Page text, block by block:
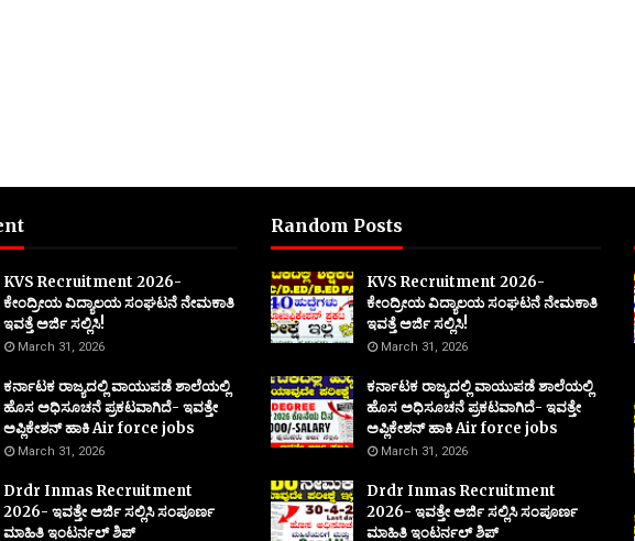
KVS Recruitment 2026-
ಕೇಂದ್ರೀಯ ವಿದ್ಯಾಲಯ ಸಂಘಟನೆ ನೇಮಕಾತಿ
ಇವತ್ತೆ ಅರ್ಜಿ ಸಲ್ಲಿಸಿ!
March 31, 2026
ಕರ್ನಾಟಕ ರಾಜ್ಯದಲ್ಲಿ ವಾಯುಪಡೆ ಶಾಲೆಯಲ್ಲಿ
ಹೊಸ ಅಧಿಸೂಚನೆ ಪ್ರಕಟವಾಗಿದೆ- ಇವತ್ತೇ
ಅಪ್ಲಿಕೇಶನ್ ಹಾಕಿ Air force jobs
March 31, 2026
Drdr Inmas Recruitment
2026- ಇವತ್ತೇ ಅರ್ಜಿ ಸಲ್ಲಿಸಿ ಸಂಪೂರ್ಣ
ಮಾಹಿತಿ ಇಂಟರ್ನಲ್ ಶಿಪ್
Random Posts
KVS Recruitment 2026-
ಕೇಂದ್ರೀಯ ವಿದ್ಯಾಲಯ ಸಂಘಟನೆ ನೇಮಕಾತಿ
ಇವತ್ತೆ ಅರ್ಜಿ ಸಲ್ಲಿಸಿ!
March 31, 2026
ಕರ್ನಾಟಕ ರಾಜ್ಯದಲ್ಲಿ ವಾಯುಪಡೆ ಶಾಲೆಯಲ್ಲಿ
ಹೊಸ ಅಧಿಸೂಚನೆ ಪ್ರಕಟವಾಗಿದೆ- ಇವತ್ತೇ
ಅಪ್ಲಿಕೇಶನ್ ಹಾಕಿ Air force jobs
March 31, 2026
Drdr Inmas Recruitment
2026- ಇವತ್ತೇ ಅರ್ಜಿ ಸಲ್ಲಿಸಿ ಸಂಪೂರ್ಣ
ಮಾಹಿತಿ ಇಂಟರ್ನಲ್ ಶಿಪ್